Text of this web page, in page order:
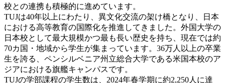
校との連携も積極的に進めています。
TUJは40年以上にわたり、異文化交流の架け橋となり、日本
における高等教育の国際化を推進してきました。外国大学の
日本校として最大規模かつ最も長い歴史を持ち、現在では約
70カ国・地域から学生が集まっています。36万人以上の卒業
生を誇る、ペンシルベニア州立総合大学である米国本校のア
ジアにおける旗艦キャンパスです。
TUJの学部課程の学生数は、2024年春学期に約2,250人に達